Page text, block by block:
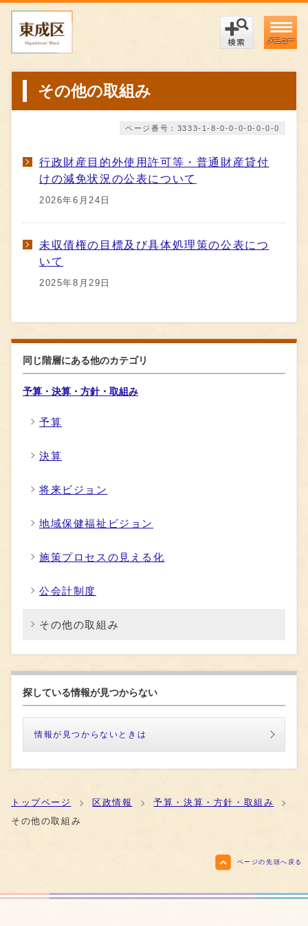
メニュー
その他の取組み
ページ番号：3333-1-8-0-0-0-0-0-0-0
行政財産目的外使用許可等・普通財産貸付
けの減免状況の公表について
2026年6月24日
未収債権の目標及び具体処理策の公表につ
いて
2025年8月29日
同じ階層にある他のカテゴリ
予算・決算・方針・取組み
予算
決算
将来ビジョン
地域保健福祉ビジョン
施策プロセスの見える化
公会計制度
その他の取組み
探している情報が見つからない
情報が見つからないときは
トップページ 区政情報
予算・決算・方針・取組み
その他の取組み
ページの先頭へ戻る